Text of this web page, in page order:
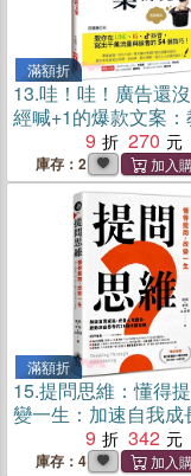
滿額折
13.哇！哇！廣告還
經喊+1的爆款文案
LINE、IG、抖音，寫
流量與銷售的54個
（熱銷再版）
9 270
庫存：2
滿額折
15.提問思維：懂得
變一生：加速自我成
善人際關係、啟動深
的18種提問訓練
9 342
庫存：4